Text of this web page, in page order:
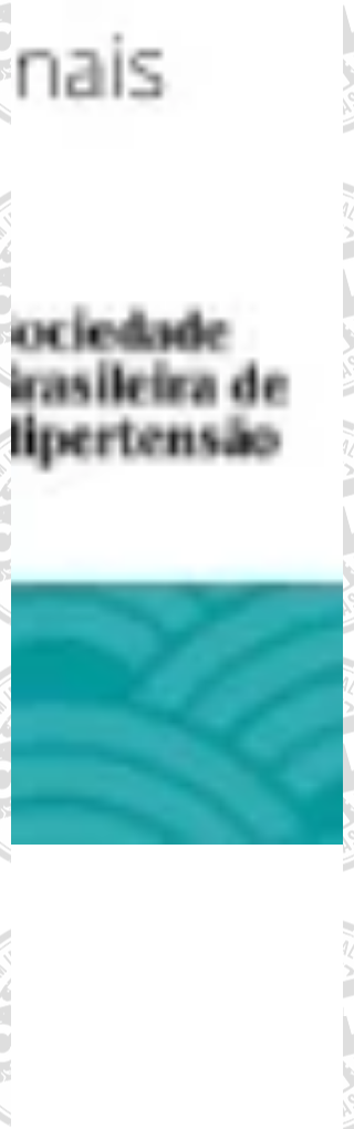
Cardiovasculares: Soluções para